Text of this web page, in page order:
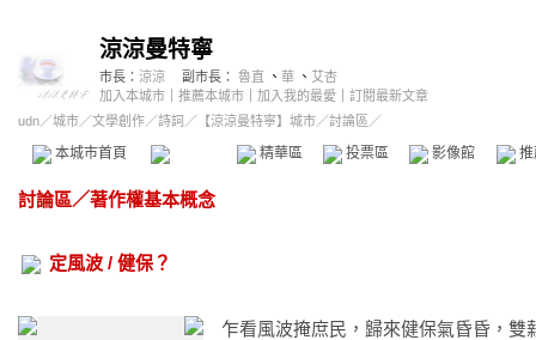
涼涼曼特寧
市長： 涼涼 副市長： 魯直 、 華 、 艾杏
加入本城市
推薦本城市 加入我的最愛
訂閱最新文章
udn／城市／文學創作／詩詞 ／ 【涼涼曼特寧】城市／討論區／
本城市首頁 精華區 投票區 影像館
討論區／著作權基本概念
定風波 / 健保？
乍看風波掩庶民，歸來健保氣昏昏，雙